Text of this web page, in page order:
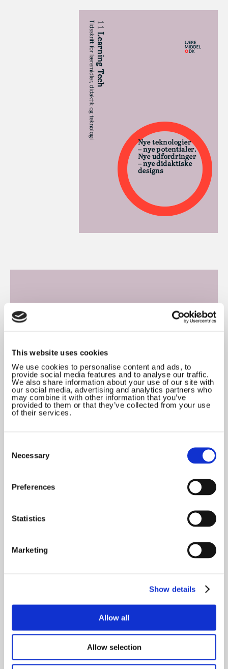
This website uses cookies
We use cookies to personalise content and ads, to
provide social media features and to analyse our traffic.
We also share information about your use of our site with
our social media, advertising and analytics partners who
may combine it with other information that you’ve
provided to them or that they’ve collected from your use
of their services.
Selection
Necessary
Preferences
Statistics
Marketing
Show details
Allow all
Allow selection
Af Michael Peter Jensen & Thomas Roed Heiden